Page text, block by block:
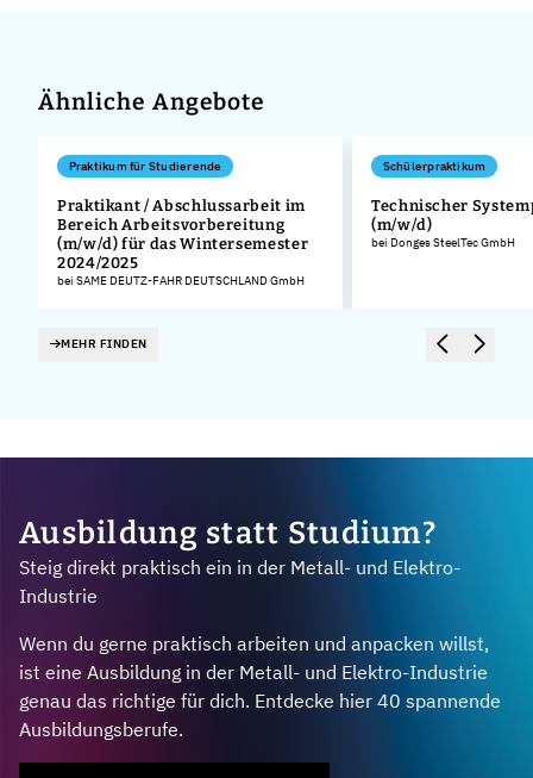
Ähnliche Angebote
Praktikum für Studierende
Praktikant / Abschlussarbeit im
Bereich Arbeitsvorbereitung
(m/w/d) für das Wintersemester
2024/2025
bei SAME DEUTZ-FAHR DEUTSCHLAND GmbH
Schülerpraktikum
Technischer
(m/w/d)
bei Donges SteelTec GmbH
MEHR FINDEN
Ausbildung statt Studium?
Steig direkt praktisch ein in der Metall- und Elektro-
Industrie
Wenn du gerne praktisch arbeiten und anpacken willst,
ist eine Ausbildung in der Metall- und Elektro-Industrie
genau das richtige für dich. Entdecke hier 40 spannende
Ausbildungsberufe.